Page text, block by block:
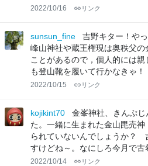
2022/10/16 リンク
sunsun_fine
吉野キター！や
峰山神社や蔵王権現は奥秩父
ことがあるので，個人的には
も登山靴を履いて行かなきゃ！
2022/10/15 リンク
kojikint70
金峯神社、きんぷ
た。一緒に生まれた金山毘売
られていないんでしょうか？
すけどね～。なにしろ今月で古
2022/10/14 リンク